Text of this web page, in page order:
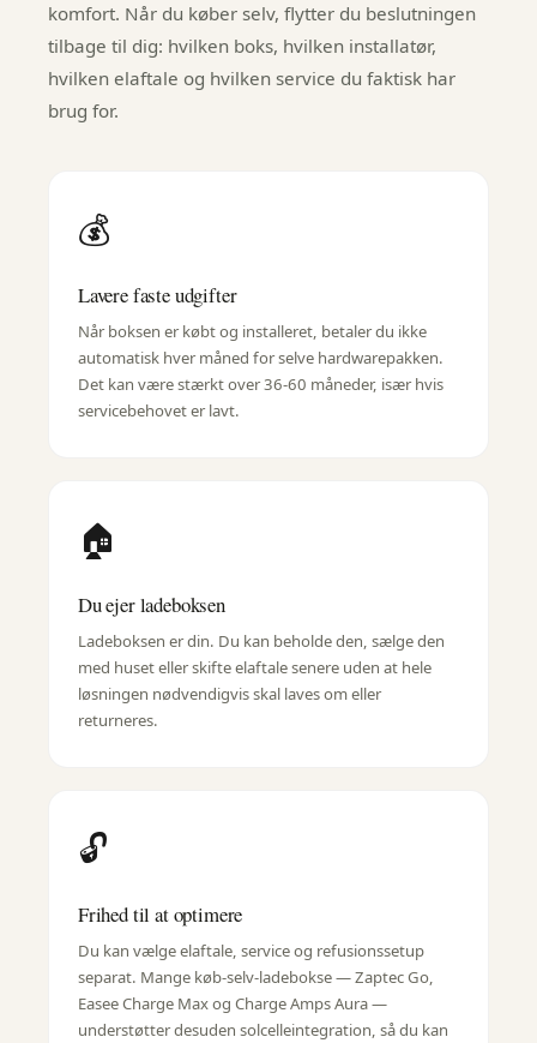
komfort. Når du køber selv, flytter du beslutningen
tilbage til dig: hvilken boks, hvilken installatør,
hvilken elaftale og hvilken service du faktisk har
brug for.
💰
Lavere faste udgifter
Når boksen er købt og installeret, betaler du ikke
automatisk hver måned for selve hardwarepakken.
Det kan være stærkt over 36-60 måneder, især hvis
servicebehovet er lavt.
🏠
Du ejer ladeboksen
Ladeboksen er din. Du kan beholde den, sælge den
med huset eller skifte elaftale senere uden at hele
løsningen nødvendigvis skal laves om eller
returneres.
🔓
Frihed til at optimere
Du kan vælge elaftale, service og refusionssetup
separat. Mange køb-selv-ladebokse — Zaptec Go,
Easee Charge Max og Charge Amps Aura —
understøtter desuden solcelleintegration, så du kan